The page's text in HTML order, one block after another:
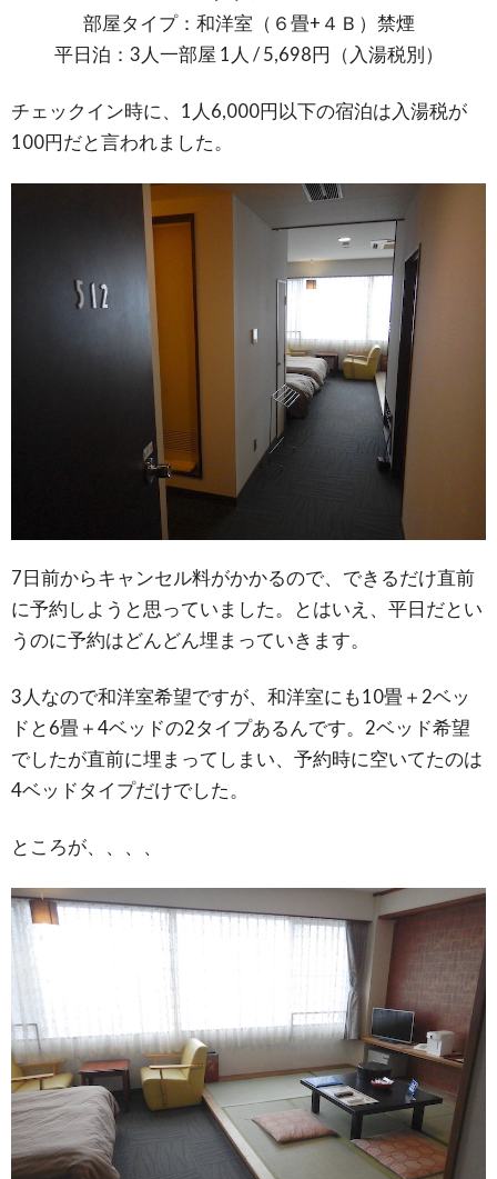
部屋タイプ：和洋室（６畳+４Ｂ）禁煙
平日泊：3人一部屋 1人 / 5,698円（入湯税別）
チェックイン時に、1人6,000円以下の宿泊は入湯税が
100円だと言われました。
7日前からキャンセル料がかかるので、できるだけ直前
に予約しようと思っていました。とはいえ、平日だとい
うのに予約はどんどん埋まっていきます。
3人なので和洋室希望ですが、和洋室にも10畳＋2ベッ
ドと6畳＋4ベッドの2タイプあるんです。2ベッド希望
でしたが直前に埋まってしまい、予約時に空いてたのは
4ベッドタイプだけでした。
ところが、、、、